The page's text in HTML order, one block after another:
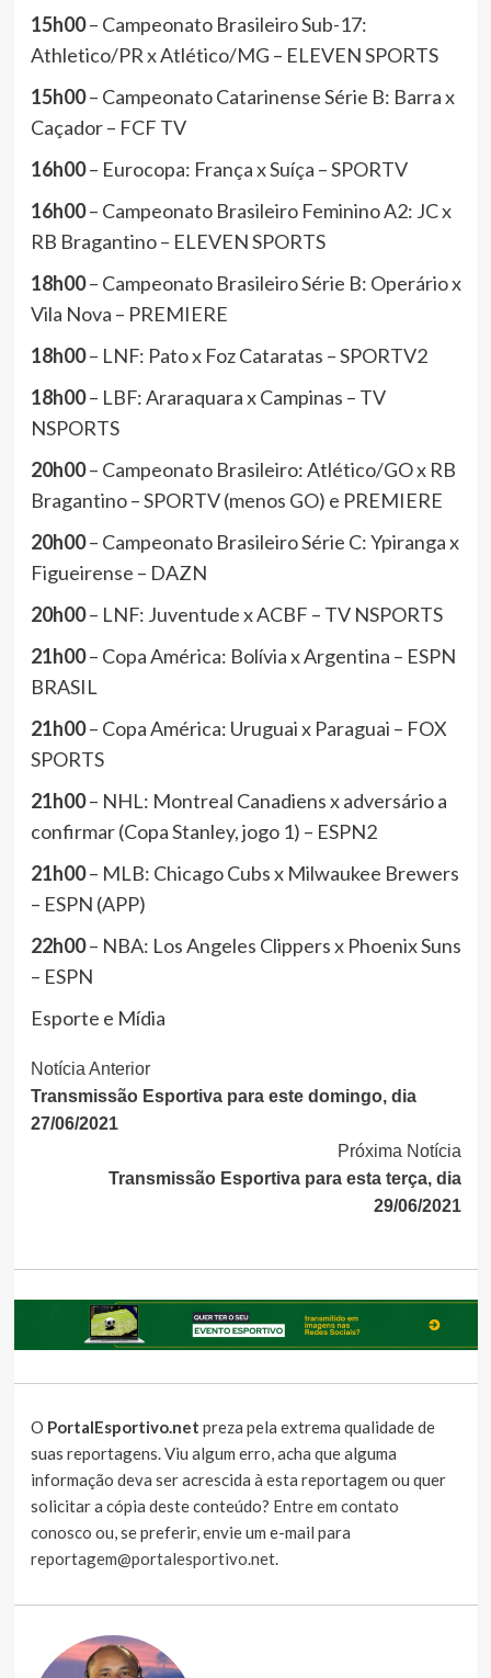
15h00– Campeonato Brasileiro Sub-17:
Athletico/PR x Atlético/MG – ELEVEN SPORTS
15h00– Campeonato Catarinense Série B: Barra x
Caçador – FCF TV
16h00– Eurocopa: França x Suíça – SPORTV
16h00– Campeonato Brasileiro Feminino A2: JC x
RB Bragantino – ELEVEN SPORTS
18h00– Campeonato Brasileiro Série B: Operário x
Vila Nova – PREMIERE
18h00– LNF: Pato x Foz Cataratas – SPORTV2
18h00– LBF: Araraquara x Campinas – TV
NSPORTS
20h00– Campeonato Brasileiro: Atlético/GO x RB
Bragantino – SPORTV (menos GO) e PREMIERE
20h00– Campeonato Brasileiro Série C: Ypiranga x
Figueirense – DAZN
20h00– LNF: Juventude x ACBF – TV NSPORTS
21h00– Copa América: Bolívia x Argentina – ESPN
BRASIL
21h00– Copa América: Uruguai x Paraguai – FOX
SPORTS
21h00– NHL: Montreal Canadiens x adversário a
confirmar (Copa Stanley, jogo 1) – ESPN2
21h00– MLB: Chicago Cubs x Milwaukee Brewers
– ESPN (APP)
22h00– NBA: Los Angeles Clippers x Phoenix Suns
– ESPN
Esporte e Mídia
Continue
Lendo
Notícia Anterior
Transmissão Esportiva para este domingo, dia
27/06/2021
Próxima Notícia
Transmissão Esportiva para esta terça, dia
29/06/2021
O PortalEsportivo.net preza pela extrema qualidade de
suas reportagens. Viu algum erro, acha que alguma
informação deva ser acrescida à esta reportagem ou quer
solicitar a cópia deste conteúdo? Entre em contato
conosco ou, se preferir, envie um e-mail para
reportagem@portalesportivo.net.